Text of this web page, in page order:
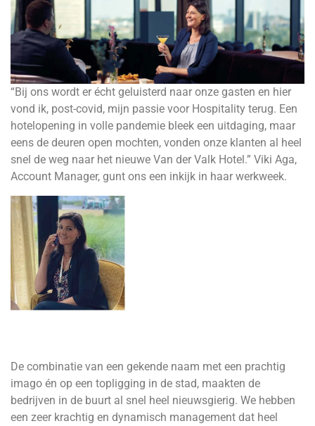
“Bij ons wordt er écht geluisterd naar onze gasten en hier
vond ik, post-covid, mijn passie voor Hospitality terug. Een
hotelopening in volle pandemie bleek een uitdaging, maar
eens de deuren open mochten, vonden onze klanten al heel
snel de weg naar het nieuwe Van der Valk Hotel.” Viki Aga,
Account Manager, gunt ons een inkijk in haar werkweek.
De combinatie van een gekende naam met een prachtig
imago én op een topligging in de stad, maakten de
bedrijven in de buurt al snel heel nieuwsgierig. We hebben
een zeer krachtig en dynamisch management dat heel